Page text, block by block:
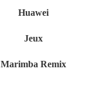
Huawei
Jeux
Marimba Remix